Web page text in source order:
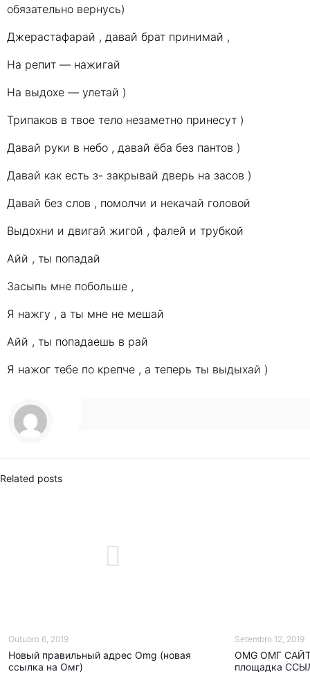
обязательно вернусь)
Джерастафарай , давай брат принимай ,
На репит — нажигай
На выдохе — улетай )
Трипаков в твое тело незаметно принесут )
Давай руки в небо , давай ёба без пантов )
Давай как есть з- закрывай дверь на засов )
Давай без слов , помолчи и некачай головой
Выдохни и двигай жигой , фалей и трубкой
Айй , ты попадай
Засыпь мне побольше ,
Я нажгу , а ты мне не мешай
Айй , ты попадаешь в рай
Я нажог тебе по крепче , а теперь ты выдыхай )
Related posts
Outubro 6, 2019
Новый правильный адрес Omg (новая
ссылка на Омг)
Setembro 12, 2019
OMG ОМГ САЙТ
площадка